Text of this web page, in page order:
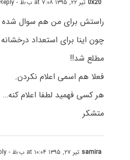
0x20تیر ۲۲, ۱۳۹۵ at ۷:۰۸ ب٫ظ - Reply
راستش برای من هم سوال شده
چون اینا برای استعداد
مطلع شد!!
فعلا هم اسمی اعلام نکردن.
هر کسی فهمید لطفا اعلام کنه…
متشکر
samira تیر ۲۷, ۱۳۹۵ at ۱۰:۰۴ ب٫ظ - Reply